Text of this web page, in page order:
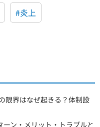
#炎上
限界はなぜ起きる？体制設
ーン・メリット・トラブルと